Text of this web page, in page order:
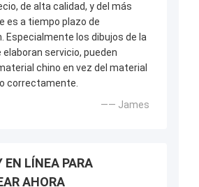
de alta calidad, y del más
es a tiempo plazo de
Especialmente los dibujos de la
elaboran servicio, pueden
chino en vez del material
correctamente.
—— James
EN LÍNEA PARA
AHORA